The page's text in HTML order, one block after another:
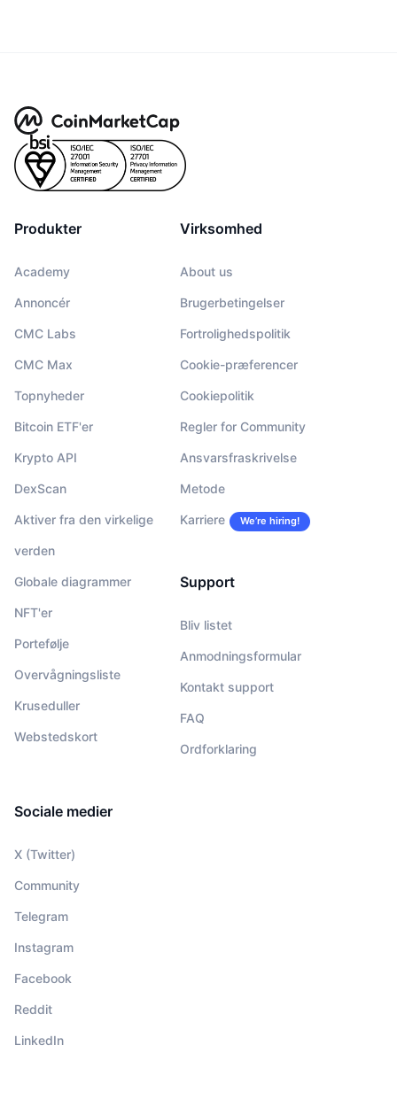
Produkter
Academy
Annoncér
CMC Labs
CMC Max
Topnyheder
Bitcoin ETF'er
Krypto API
DexScan
Aktiver fra den virkelige
verden
Globale diagrammer
NFT'er
Portefølje
Overvågningsliste
Kruseduller
Webstedskort
Virksomhed
About us
Brugerbetingelser
Fortrolighedspolitik
Cookie-præferencer
Cookiepolitik
Regler for Community
Ansvarsfraskrivelse
Metode
Karriere We’re hiring!
Support
Bliv listet
Anmodningsformular
Kontakt support
FAQ
Ordforklaring
Sociale medier
X (Twitter)
Community
Telegram
Instagram
Facebook
Reddit
LinkedIn